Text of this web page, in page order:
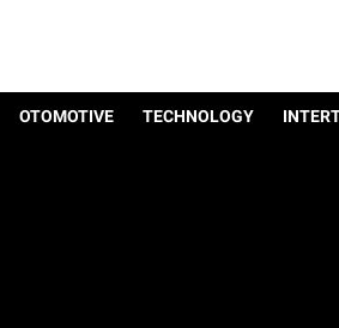
OTOMOTIVE TECHNOLOGY